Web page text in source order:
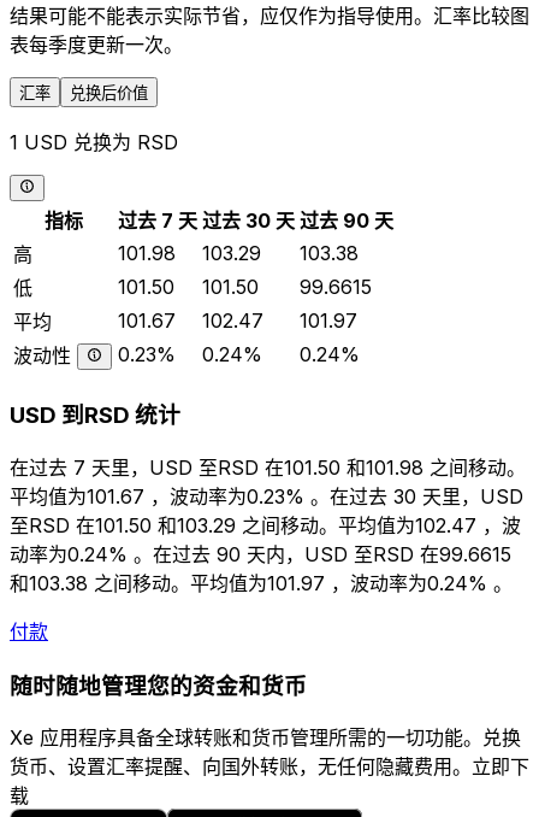
结果可能不能表示实际节省，应仅作为指导使用。汇率比较图
表每季度更新一次。
汇率 兑换后价值
1 USD 兑换为 RSD
指标 过去 7 天 过去 30 天 过去 90 天
高
101.98 103.29
103.38
低
101.50 101.50
99.6615
平均
101.67 102.47
101.97
波动性
0.23% 0.24% 0.24%
USD 到RSD 统计
在过去 7 天里，USD 至RSD 在101.50 和101.98 之间移动。
平均值为101.67 ，波动率为0.23% 。在过去 30 天里，USD
至RSD 在101.50 和103.29 之间移动。平均值为102.47 ，波
动率为0.24% 。在过去 90 天内，USD 至RSD 在99.6615
和103.38 之间移动。平均值为101.97 ，波动率为0.24% 。
付款
随时随地管理您的资金和货币
Xe 应用程序具备全球转账和货币管理所需的一切功能。兑换
货币、设置汇率提醒、向国外转账，无任何隐藏费用。立即下
载